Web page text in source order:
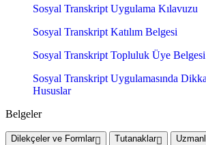
Sosyal Transkript Uygulama Kılavuzu
Sosyal Transkript Katılım Belgesi
Sosyal Transkript Topluluk Üye Belgesi
Sosyal Transkript Uygulamasında
Hususlar
Belgeler
Dilekçeler ve Formlar Tutanaklar